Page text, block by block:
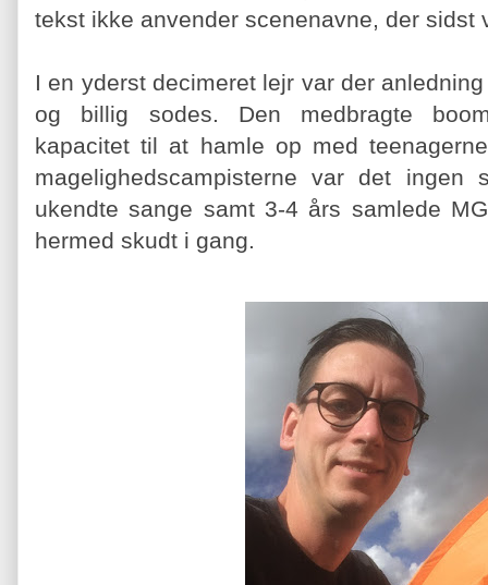
tekst ikke anvender scenenavne, der sidst
I en yderst decimeret lejr var der
og billig sodes. Den medbragte
kapacitet til at hamle op med
magelighedscampisterne var det
ukendte sange samt 3-4 års samlede
hermed skudt i gang.